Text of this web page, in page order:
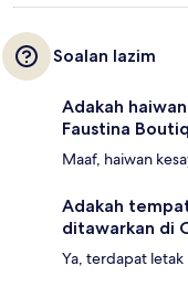
Soalan lazim
Adakah
Faustina
Maaf, haiwan
Adakah
ditawarkan di
Ya, terdapat